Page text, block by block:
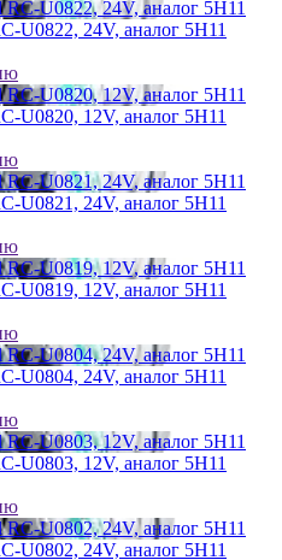
U0822, 24V, аналог 5H11
U0820, 12V, аналог 5H11
U0821, 24V, аналог 5H11
U0819, 12V, аналог 5H11
U0804, 24V, аналог 5H11
U0803, 12V, аналог 5H11
U0802, 24V, аналог 5H11